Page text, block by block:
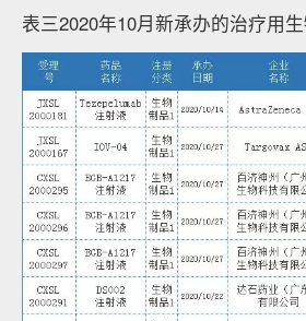
表三2020年10月新承办的治疗用